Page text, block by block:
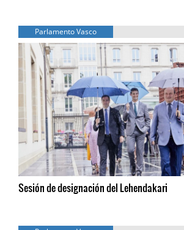
Parlamento Vasco
Sesión de designación del Lehendakari